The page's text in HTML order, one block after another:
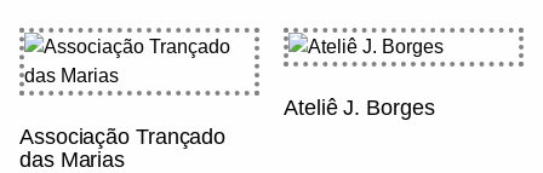
Associação Trançado
das Marias
Ateliê J. Borges